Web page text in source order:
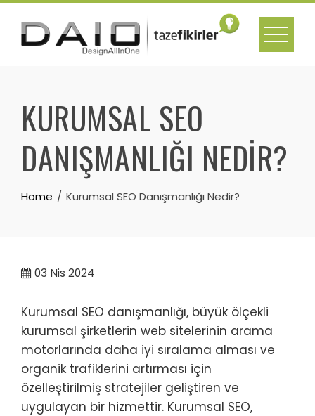
Skip
content
KURUMSAL SEO
DANIŞMANLIĞI NEDIR?
Home Kurumsal SEO Danışmanlığı Nedir?
03 Nis 2024
Kurumsal SEO danışmanlığı, büyük ölçekli
kurumsal şirketlerin web sitelerinin arama
motorlarında daha iyi sıralama alması ve
organik trafiklerini artırması için
özelleştirilmiş stratejiler geliştiren ve
uygulayan bir hizmettir. Kurumsal SEO,